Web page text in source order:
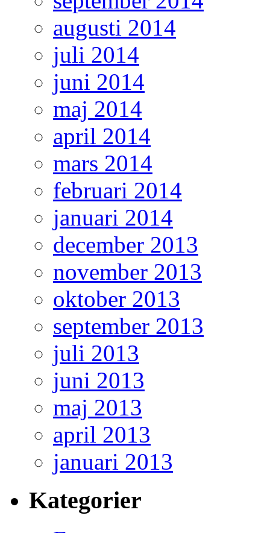
augusti 2014
juli 2014
juni 2014
maj 2014
april 2014
mars 2014
februari 2014
januari 2014
december 2013
november 2013
oktober 2013
september 2013
juli 2013
juni 2013
maj 2013
april 2013
januari 2013
Kategorier